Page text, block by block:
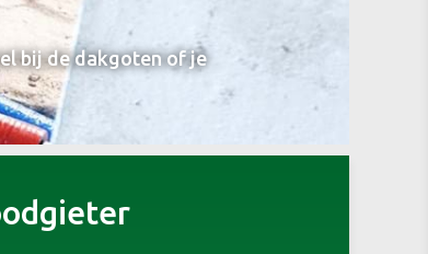
bij de dakgoten of je